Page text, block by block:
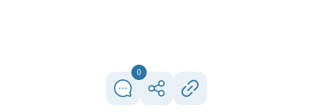
0